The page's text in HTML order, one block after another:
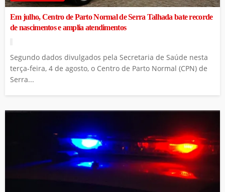
Em julho, Centro de Parto Normal de Serra Talhada bate recorde
de nascimentos e amplia atendimentos
Segundo dados divulgados pela Secretaria de Saúde nesta
terça-feira, 4 de agosto, o Centro de Parto Normal (CPN) de
Serra...